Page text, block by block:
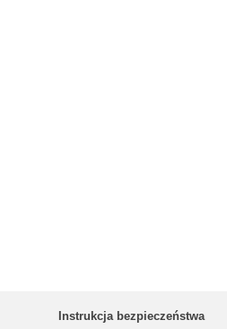
Instrukcja bezpieczeństwa